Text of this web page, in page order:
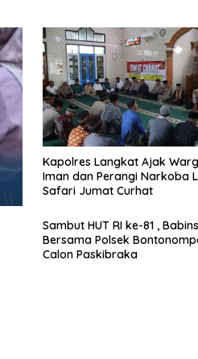
Kapolres Langkat Ajak
Iman dan Perangi Narkoba
Safari Jumat Curhat
Sambut HUT RI ke-81 ,
Bersama Polsek